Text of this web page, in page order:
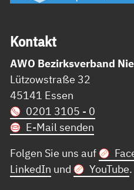
Kon­takt
AWO Bezirksverband
Lützowstraße 32
45141 Essen
0201 3105 - 0
E-Mail senden
Folgen Sie uns auf
LinkedIn und YouTube.